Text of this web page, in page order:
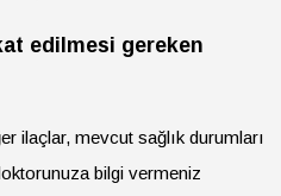
edilmesi gereken
ilaçlar, mevcut sağlık durumları
bilgi vermeniz